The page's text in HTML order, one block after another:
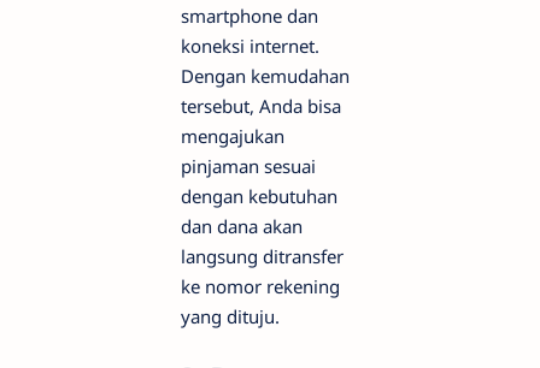
smartphone dan
koneksi internet.
Dengan kemudahan
tersebut, Anda bisa
mengajukan
pinjaman sesuai
dengan kebutuhan
dan dana akan
langsung ditransfer
ke nomor rekening
yang dituju.